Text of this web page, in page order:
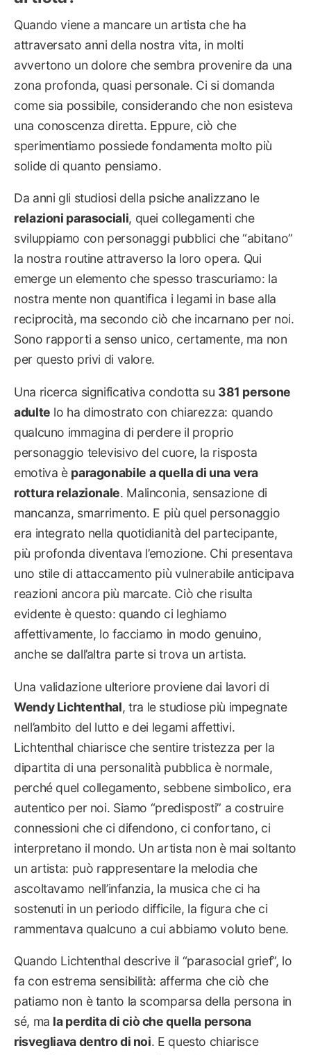
Quando viene a mancare un artista che ha
attraversato anni della nostra vita, in molti
avvertono un dolore che sembra provenire da una
zona profonda, quasi personale. Ci si domanda
come sia possibile, considerando che non esisteva
una conoscenza diretta. Eppure, ciò che
sperimentiamo possiede fondamenta molto più
solide di quanto pensiamo.
Da anni gli studiosi della psiche analizzano le
relazioni parasociali, quei collegamenti che
sviluppiamo con personaggi pubblici che “abitano”
la nostra routine attraverso la loro opera. Qui
emerge un elemento che spesso trascuriamo: la
nostra mente non quantifica i legami in base alla
reciprocità, ma secondo ciò che incarnano per noi.
Sono rapporti a senso unico, certamente, ma non
per questo privi di valore.
Una ricerca significativa condotta su 381 persone
adulte lo ha dimostrato con chiarezza: quando
qualcuno immagina di perdere il proprio
personaggio televisivo del cuore, la risposta
emotiva è paragonabile a quella di una vera
rottura relazionale. Malinconia, sensazione di
mancanza, smarrimento. E più quel personaggio
era integrato nella quotidianità del partecipante,
più profonda diventava l’emozione. Chi presentava
uno stile di attaccamento più vulnerabile anticipava
reazioni ancora più marcate. Ciò che risulta
evidente è questo: quando ci leghiamo
affettivamente, lo facciamo in modo genuino,
anche se dall’altra parte si trova un artista.
Una validazione ulteriore proviene dai lavori di
Wendy Lichtenthal, tra le studiose più impegnate
nell’ambito del lutto e dei legami affettivi.
Lichtenthal chiarisce che sentire tristezza per la
dipartita di una personalità pubblica è normale,
perché quel collegamento, sebbene simbolico, era
autentico per noi. Siamo “predisposti” a costruire
connessioni che ci difendono, ci confortano, ci
interpretano il mondo. Un artista non è mai soltanto
un artista: può rappresentare la melodia che
ascoltavamo nell’infanzia, la musica che ci ha
sostenuti in un periodo difficile, la figura che ci
rammentava qualcuno a cui abbiamo voluto bene.
Quando Lichtenthal descrive il “parasocial grief”, lo
fa con estrema sensibilità: afferma che ciò che
patiamo non è tanto la scomparsa della persona in
sé, ma la perdita di ciò che quella persona
risvegliava dentro di noi. E questo chiarisce